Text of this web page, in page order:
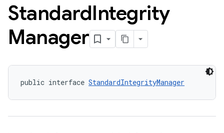
StandardIntegrity
Manager
public interface StandardIntegrityManager